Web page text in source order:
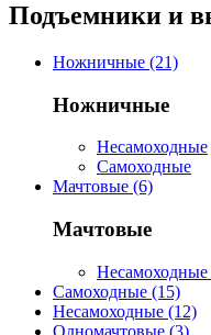
Подъемники и
Ножничные (21)
Ножничные
Несамоходные
Самоходные
Мачтовые (6)
Мачтовые
Самоходные (15)
Несамоходные (12)
Одномачтовые (3)